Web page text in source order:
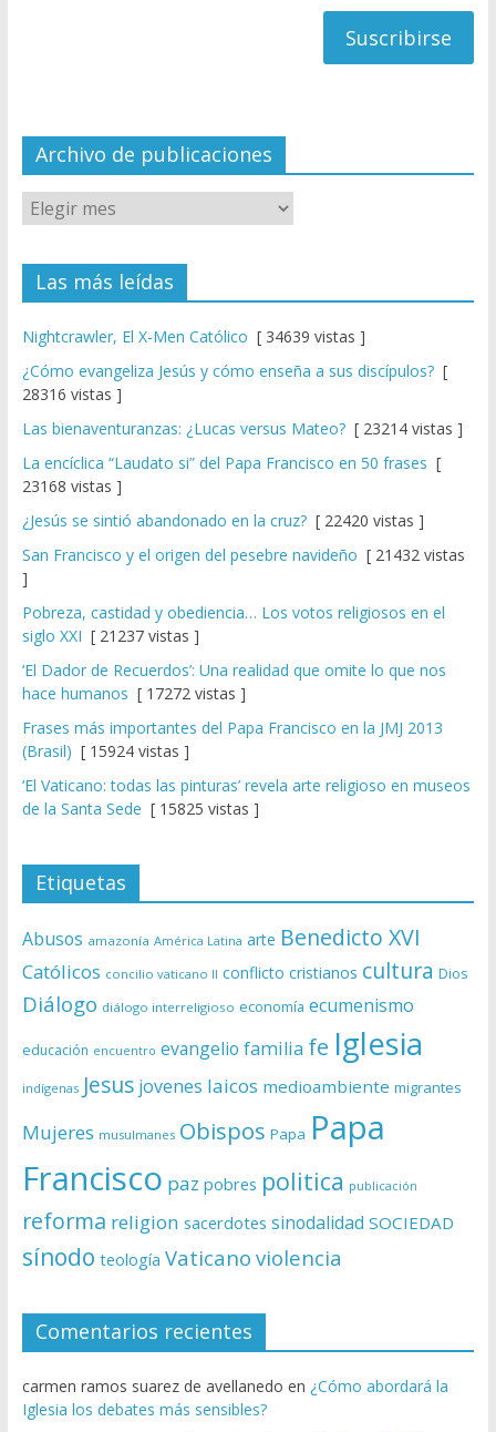
el
Archivo de publicaciones
Las más leídas
Nightcrawler, El X-Men Católico [ 34639 vistas ]
¿Cómo evangeliza Jesús y cómo enseña a sus discípulos?[
28316 vistas ]
Las bienaventuranzas: ¿Lucas versus Mateo?[ 23214 vistas ]
La encíclica “Laudato si” del Papa Francisco en 50 frases [
23168 vistas ]
¿Jesús se sintió abandonado en la cruz?[ 22420 vistas ]
San Francisco y el origen del pesebre navideño [ 21432 vistas
]
Pobreza, castidad y obediencia… Los votos religiosos en el
siglo XXI [ 21237 vistas ]
‘El Dador de Recuerdos’: Una realidad que omite lo que nos
hace humanos [ 17272 vistas ]
Frases más importantes del Papa Francisco en la JMJ 2013
(Brasil) [ 15924 vistas ]
‘El Vaticano: todas las pinturas’ revela arte religioso en museos
de la Santa Sede [ 15825 vistas ]
Etiquetas
Abusos amazonía América Latina arte Benedicto XVI
Católicos concilio vaticano II conflicto cristianos cultura Dios
Diálogo diálogo interreligioso economía ecumenismo
educación encuentro evangelio familia fe Iglesia
indígenas Jesus jovenes laicos medioambiente migrantes
Mujeres musulmanes Obispos Papa Papa
Francisco paz pobres politica publicación
reforma religion sacerdotes sinodalidad SOCIEDAD
sínodo teología Vaticano violencia
Comentarios recientes
carmen ramos suarez de avellanedo en ¿Cómo abordará la
Iglesia los debates más sensibles?